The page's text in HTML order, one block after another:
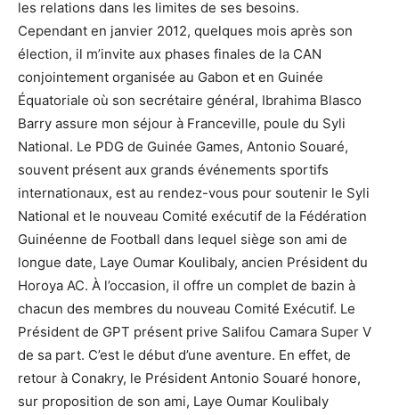
les relations dans les limites de ses besoins.
Cependant en janvier 2012, quelques mois après son
élection, il m’invite aux phases finales de la CAN
conjointement organisée au Gabon et en Guinée
Équatoriale où son secrétaire général, Ibrahima Blasco
Barry assure mon séjour à Franceville, poule du Syli
National. Le PDG de Guinée Games, Antonio Souaré,
souvent présent aux grands événements sportifs
internationaux, est au rendez-vous pour soutenir le Syli
National et le nouveau Comité exécutif de la Fédération
Guinéenne de Football dans lequel siège son ami de
longue date, Laye Oumar Koulibaly, ancien Président du
Horoya AC. À l’occasion, il offre un complet de bazin à
chacun des membres du nouveau Comité Exécutif. Le
Président de GPT présent prive Salifou Camara Super V
de sa part. C’est le début d’une aventure. En effet, de
retour à Conakry, le Président Antonio Souaré honore,
sur proposition de son ami, Laye Oumar Koulibaly